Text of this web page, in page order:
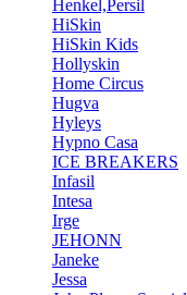
Henkel,Persil
HiSkin
HiSkin Kids
Hollyskin
Home Circus
Hugva
Hyleys
Hypno Casa
ICE BREAKERS
Infasil
Intesa
Irge
JEHONN
Janeke
Jessa